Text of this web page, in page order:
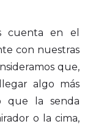
cuenta en el
con nuestras
que,
algo más
que la senda
o la cima,